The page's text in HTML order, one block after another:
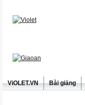
ViOLET.VN Bài giảng